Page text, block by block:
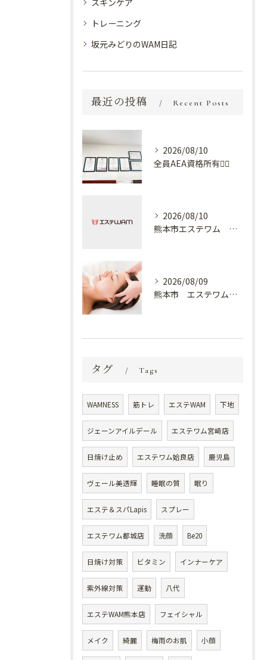
トレーニング
坂元みどりのWAM日記
最近の投稿 Recent Posts
2026/08/10
全員AEA資格所有💆‍♀️
2026/08/10
熊本市エステワム 熊本店 下着
2026/08/09
熊本市 エステワム熊本店 癒しのクールヘッドマッサージ♬
タグ Tags
WAMNESS 筋トレ エステWAM 下地
ジェーンアイルデール エステワム宮崎店
日焼け止め エステワム姶良店 鹿児島
ヴェール美透輝 睡眠の質 眠り
エステ＆スパLapis スプレー
エステワム都城店 洗顔 Be20
日焼け対策 ビタミン インナーケア
紫外線対策 運動 八代
エステWAM熊本店 フェイシャル
メイク 綺麗 梅雨のお肌 小顔